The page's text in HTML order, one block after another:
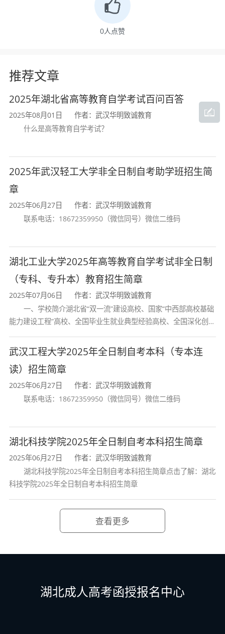
验等动物医学专业的基本理论、基本知识和
基本技能，能够在兽医业务部门、畜牧生产
药企业从事动物临床疾病诊疗、动物疫病防
管、兽药与兽用生物制品生产、人兽共患病
防治等方面工作的应用型人才。
学、临床兽医学和兽医公共卫生学的基本理
论和技能，掌握畜禽疾病防治、动物检疫、
兽医卫生检验等方面的基本理论和基本知
括：
1.掌握动物医学学科的基本理论、基本
知识；
等方面的操作方法和技术；
3.具有兽医行政管理部门和技术部门、
畜禽养殖场、宠物医院等行业工作的基本能
法规；
5.了解动物医学的发展动态和行业需
具有一定的科学研究能力，满足动物
医学行业的工作需求；
7.具备对新知识、新技能的学习能力和
0人点赞
推荐文章
2025年湖北省高等教育自学考试百问百答
2025年08月01日
作者：武汉华明致诚教育
什么是高等教育自学考试？
2025年武汉轻工大学非全日制自考助学班招生简
章
2025年06月27日
作者：武汉华明致诚教育
联系电话：18672359950（微信同号）微信二维码
湖北工业大学2025年高等教育自学考试非全日制
（专科、专升本）教育招生简章
2025年07月06日
作者：武汉华明致诚教育
一、学校简介湖北省“双一流”建设高校、国家“中西部高校基础
能力建设工程”高校、全国毕业生就业典型经验高校、全国深化创新
员职务科技成果所有权或
武汉工程大学2025年全日制自考本科（专本连
读）招生简章
2025年06月27日
作者：武汉华明致诚教育
联系电话：18672359950（微信同号）微信二维码
湖北科技学院2025年全日制自考本科招生简章
2025年06月27日
作者：武汉华明致诚教育
湖北科技学院2025年全日制自考本科招生简章点击了解：湖北
科技学院2025年全日制自考本科招生简章
查看更多
湖北成人高考函授报名中心